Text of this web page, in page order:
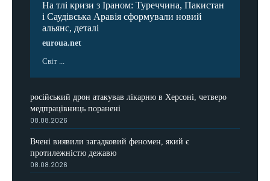
На тлі кризи з Іраном: Туреччина, Пакистан
і Саудівська Аравія сформували новий
альянс, деталі
euroua.net
Світ ...
російський дрон атакував лікарню в Херсоні, четверо
медпрацівниць поранені
08.08.2026
Вчені виявили загадковий феномен, який є
протилежністю дежавю
08.08.2026